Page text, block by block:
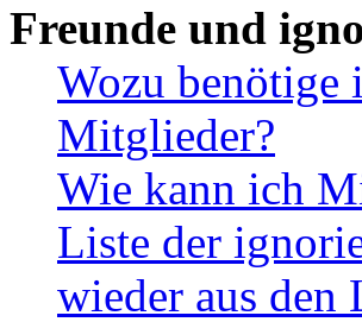
Freunde und
Wozu benötige
Mitglieder?
Wie kann ich
Liste der
wieder aus den